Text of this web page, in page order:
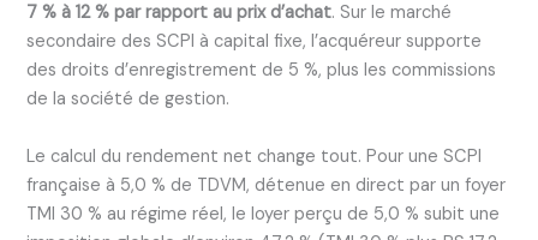
7 % à 12 % par rapport au prix d’achat. Sur le marché
secondaire des SCPI à capital fixe, l’acquéreur supporte
des droits d’enregistrement de 5 %, plus les commissions
de la société de gestion.
Le calcul du rendement net change tout. Pour une SCPI
française à 5,0 % de TDVM, détenue en direct par un foyer
TMI 30 % au régime réel, le loyer perçu de 5,0 % subit une